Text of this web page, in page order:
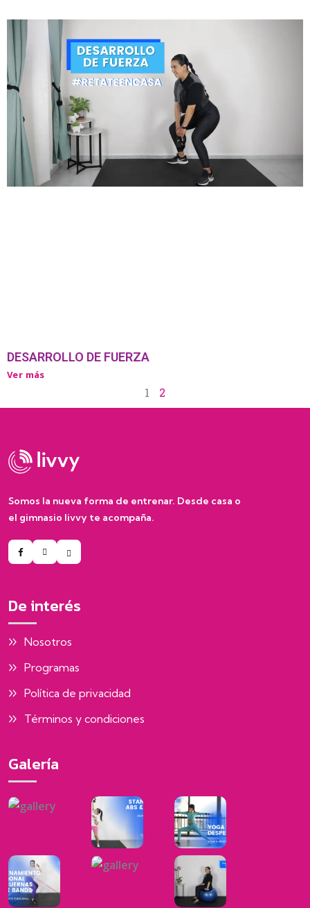
DESARROLLO DE FUERZA
Ver más
1 2
Somos la nueva forma de entrenar. Desde casa o
el gimnasio livvy te acompaña.
De interés
Nosotros
Programas
Política de privacidad
Términos y condiciones
Galería